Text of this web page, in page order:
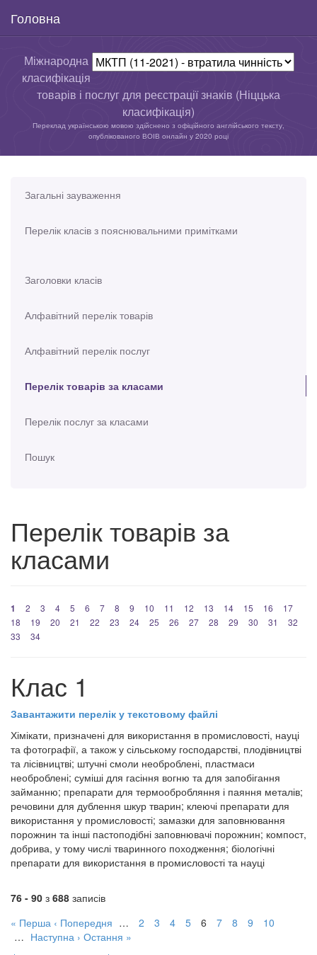
Головна
Міжнародна
класифікація
товарів і послуг для реєстрації знаків (Ніццька
класифікація)
Переклад українською мовою здійснено з офіційного англійського тексту,
опублікованого ВОІВ онлайн у 2020 році
Загальні зауваження
Перелік класів з пояснювальними примітками
Заголовки класів
Алфавітний перелік товарів
Алфавітний перелік послуг
Перелік товарів за класами
Перелік послуг за класами
Пошук
Перелік товарів за
класами
1 2 3 4 5 6 7 8 9 10 11 12 13 14 15 16
17
18
19 20 21 22 23 24 25 26 27 28 29 30 31
32
33
34
Клас 1
Завантажити перелік у текстовому файлі
Хімікати, призначені для використання в промисловості, науці
та фотографії, а також у сільському господарстві, плодівництві
та лісівництві; штучні смоли необроблені, пластмаси
необроблені; суміші для гасіння вогню та для запобігання
займанню; препарати для термообробляння і паяння металів;
речовини для дублення шкур тварин; клеючі препарати для
використання у промисловості; замазки для заповнювання
порожнин та інші пастоподібні заповнювачі порожнин; компост,
добрива, у тому числі тваринного походження; біологічні
препарати для використання в промисловості та науці
76 - 90 з 688 записів
« Перша ‹ Попередня … 2 3 4 5 6 7 8 9
10
… Наступна › Остання »